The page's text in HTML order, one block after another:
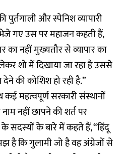
और स्पेनिश व्यापारी
गए उस पर महाजन कहती हैं,
का नहीं मुख्यतौर से व्यापार का
शो में दिखाया जा रहा है उससे
की कोशिश हो रही है.”
महत्वपूर्ण सरकारी संस्थानों
नहीं छापने की शर्त पर
सदस्यों के बारे में कहते हैं, “हिंदू
है कि गुलामी जो है वह अंग्रेजों से